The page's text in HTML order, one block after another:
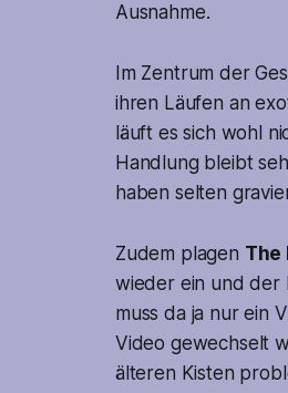
Ausnahme.
Im Zentrum der
ihren Läufen an
läuft es sich wohl
Handlung bleibt
haben selten
Zudem plagen The
wieder ein und der
muss da ja nur ein
Video gewechselt
älteren Kisten